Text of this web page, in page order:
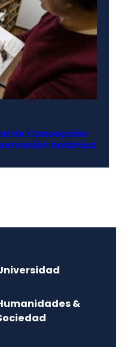
de Concepción
botánica
&